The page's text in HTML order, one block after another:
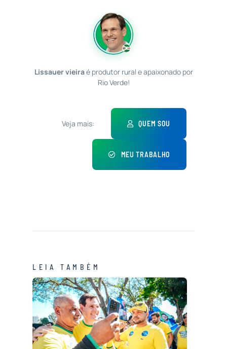
Lissauer vieiraé produtor rural e apaixonado por
Rio Verde!
Veja mais: QUEM SOU
MEU TRABALHO
LEIA TAMBÉM